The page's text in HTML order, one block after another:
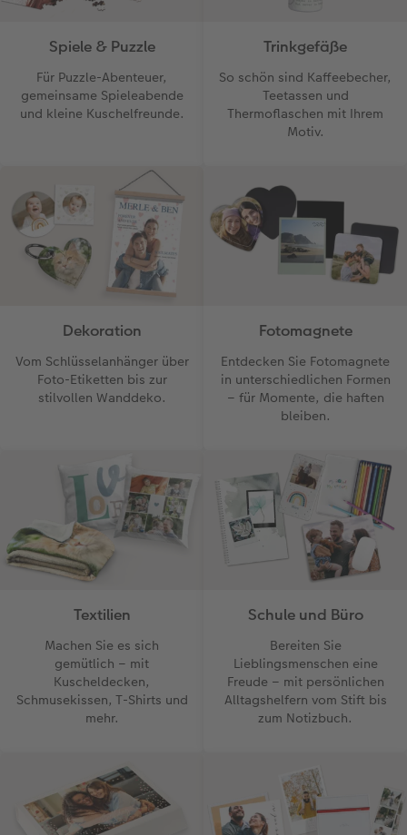
Tipps für Fotobücher
Spiele & Puzzle
Für Puzzle-Abenteuer,
gemeinsame Spieleabende
und kleine Kuschelfreunde.
Trinkgefäße
So schön sind Kaffeebecher,
Teetassen und
Thermoflaschen mit Ihrem
Motiv.
Dekoration
Vom Schlüsselanhänger über
Foto-Etiketten bis zur
stilvollen Wanddeko.
Fotomagnete
Entdecken Sie Fotomagnete
in unterschiedlichen Formen
– für Momente, die haften
bleiben.
Textilien
Machen Sie es sich
gemütlich – mit
Kuscheldecken,
Schmusekissen, T-Shirts und
mehr.
Schule und Büro
Bereiten Sie
Lieblingsmenschen eine
Freude – mit persönlichen
Alltagshelfern vom Stift bis
zum Notizbuch.